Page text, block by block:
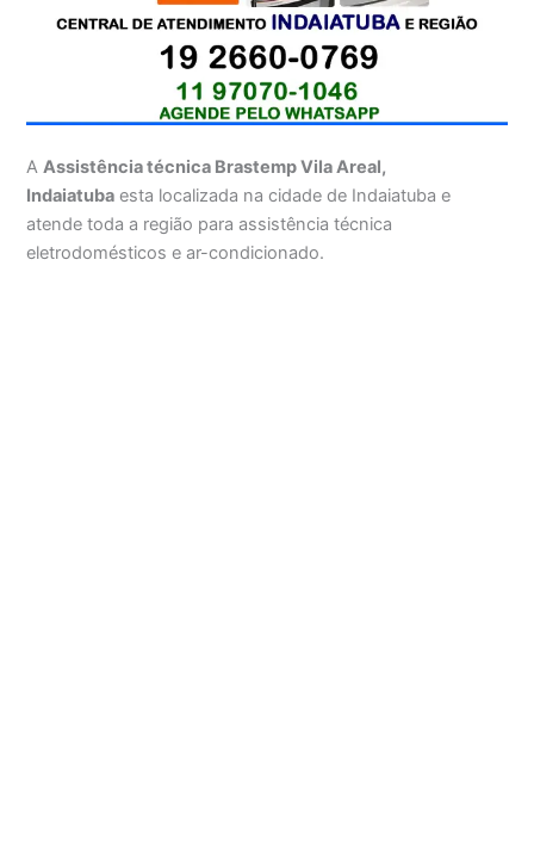
AAssistência técnica Brastemp Vila Areal,
Indaiatuba esta localizada na cidade de Indaiatuba e
atende toda a região para assistência técnica
eletrodomésticos e ar-condicionado.